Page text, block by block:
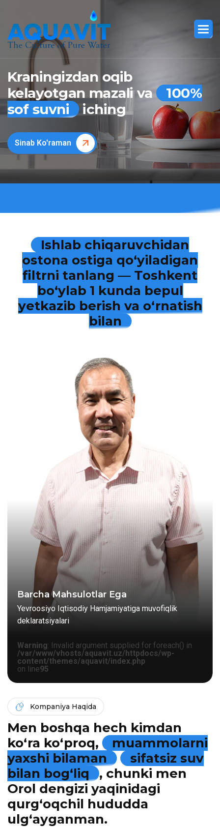
Kraningizdan oqib
kelayotgan mazali va
100%
sof suvni
iching
Sinab Ko'raman
Ishlab chiqaruvchidan
ostona ostiga qo‘yiladigan
filtrni tanlang — Toshkent
bo‘ylab 1 kunda bepul
yetkazib berish va o‘rnatish
bilan
Barcha Mahsulotlar Ega
Yevroosiyo Iqtisodiy Hamjamiyatiga muvofiqlik
deklaratsiyalari
Warning: Invalid argument supplied for foreach() in
/var/www/vhosts/aquavit.uz/httpdocs/wp-
content/themes/aquavit/index.php
on line95
Kompaniya Haqida
Men boshqa hech kimdan
ko‘ra ko‘proq,
muammolarni
yaxshi bilaman
sifatsiz suv
bilan bog‘liq
, chunki men
Orol dengizi yaqinidagi
qurg‘oqchil hududda
ulg‘ayganman.